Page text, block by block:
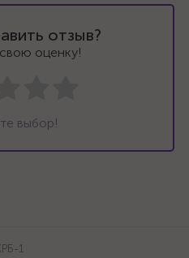
отзыв?
оценку!
выбор!
1